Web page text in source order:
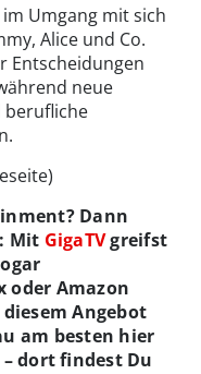
Umgang mit sich
Alice und Co.
Entscheidungen
neue
berufliche
Dann
Mit GigaTVgreifst
oder Amazon
Angebot
am besten hier
dort findest Du